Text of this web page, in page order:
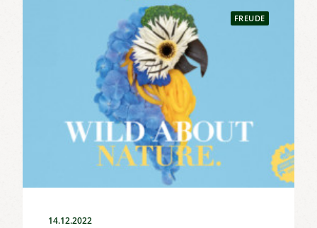
FREUDE
14.12.2022